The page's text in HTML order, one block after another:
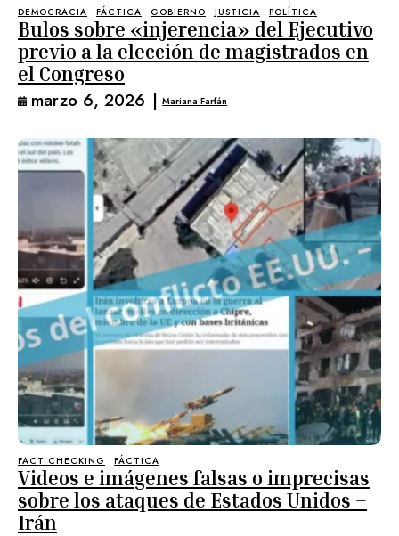
DEMOCRACIA FÁCTICA GOBIERNO JUSTICIA POLÍTICA
Bulos sobre «injerencia» del Ejecutivo
previo a la elección de magistrados en
el Congreso
marzo 6, 2026 | Mariana Farfán
FACT CHECKING FÁCTICA
Videos e imágenes falsas o imprecisas
sobre los ataques de Estados Unidos –
Irán